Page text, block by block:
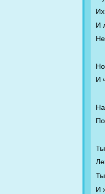
И
И
Ты
И